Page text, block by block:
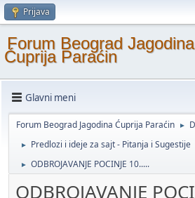
Prijava
Forum Beograd Jagodina
Ćuprija Paraćin
Glavni meni
Forum Beograd Jagodina Ćuprija Paraćin ►
► Predlozi i ideje za sajt - Pitanja i Sugestije
► ODBROJAVANJE POCINJE 10.....
ODBROJAVANJE